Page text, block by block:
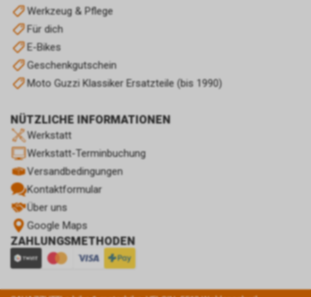
Werkzeug & Pflege
Für dich
E-Bikes
Geschenkgutschein
Moto Guzzi Klassiker Ersatzteile (bis 1990)
NÜTZLICHE INFORMATIONEN
Werkstatt
Werkstatt-Terminbuchung
Versandbedingungen
Kontaktformular
Über uns
Google Maps
ZAHLUNGSMETHODEN